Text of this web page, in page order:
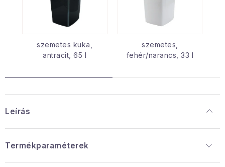
szemetes kuka,
antracit, 65 l
szemetes,
fehér/narancs, 33 l
Leírás
Termékparaméterek